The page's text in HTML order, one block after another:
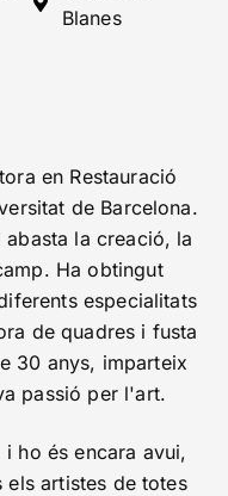
Blanes
en Restauració
de Barcelona.
la creació, la
Ha obtingut
especialitats
de quadres i fusta
30 anys, imparteix
passió per l'art.
i ho és encara avui,
artistes de totes